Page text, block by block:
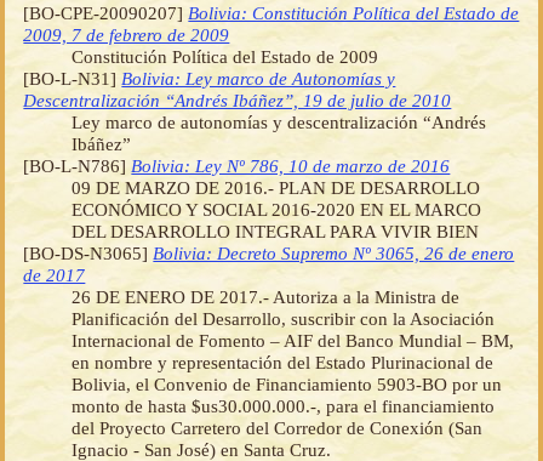
[BO-CPE-20090207] Bolivia: Constitución Política del Estado de
2009, 7 de febrero de 2009
Constitución Política del Estado de 2009
[BO-L-N31] Bolivia: Ley marco de Autonomías y
Descentralización “Andrés Ibáñez”, 19 de julio de 2010
Ley marco de autonomías y descentralización “Andrés
Ibáñez”
[BO-L-N786] Bolivia: Ley Nº 786, 10 de marzo de 2016
09 DE MARZO DE 2016.- PLAN DE DESARROLLO
ECONÓMICO Y SOCIAL 2016-2020 EN EL MARCO
DEL DESARROLLO INTEGRAL PARA VIVIR BIEN
[BO-DS-N3065] Bolivia: Decreto Supremo Nº 3065, 26 de enero
de 2017
26 DE ENERO DE 2017.- Autoriza a la Ministra de
Planificación del Desarrollo, suscribir con la Asociación
Internacional de Fomento – AIF del Banco Mundial – BM,
en nombre y representación del Estado Plurinacional de
Bolivia, el Convenio de Financiamiento 5903-BO por un
monto de hasta $us30.000.000.-, para el financiamiento
del Proyecto Carretero del Corredor de Conexión (San
Ignacio - San José) en Santa Cruz.